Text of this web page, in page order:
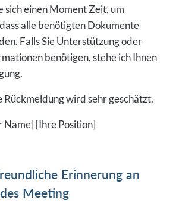
sich einen Moment Zeit, um
alle benötigten Dokumente
Falls Sie Unterstützung oder
benötigen, stehe ich Ihnen
wird sehr geschätzt.
Name] [Ihre Position]
Erinnerung an
Meeting